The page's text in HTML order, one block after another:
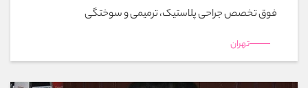
فوق تخصص جراحی پلاستیک، ترمیمی و سوختگی
تهران